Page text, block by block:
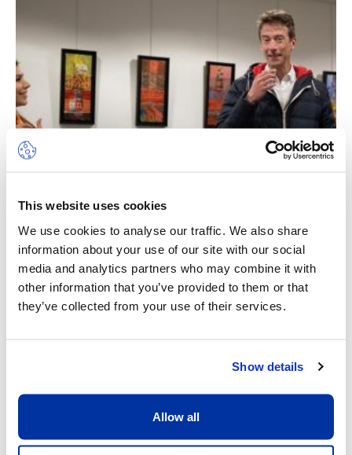
This website uses cookies
We use cookies to analyse our traffic. We also share
information about your use of our site with our social
media and analytics partners who may combine it with
other information that you’ve provided to them or that
they’ve collected from your use of their services.
Show details
Allow all